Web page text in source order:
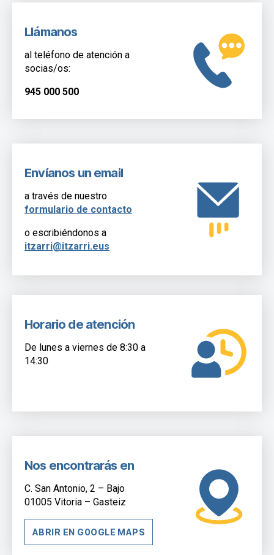
Llámanos
al teléfono de atención a
socias/os:
945 000 500
Envíanos un email
a través de nuestro
formulario de contacto
o escribiéndonos a
itzarri@itzarri.eus
Horario de atención
De lunes a viernes de 8:30 a
14:30
Nos encontrarás en
C. San Antonio, 2 – Bajo
01005 Vitoria – Gasteiz
ABRIR EN G0OGLE MAPS